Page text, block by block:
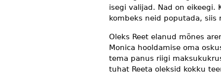
isegi valijad. Nad on
kombeks neid poputada,
Oleks Reet elanud mõnes
Monica hooldamise oma
tema panus riigi
tuhat Reeta oleksid kokku